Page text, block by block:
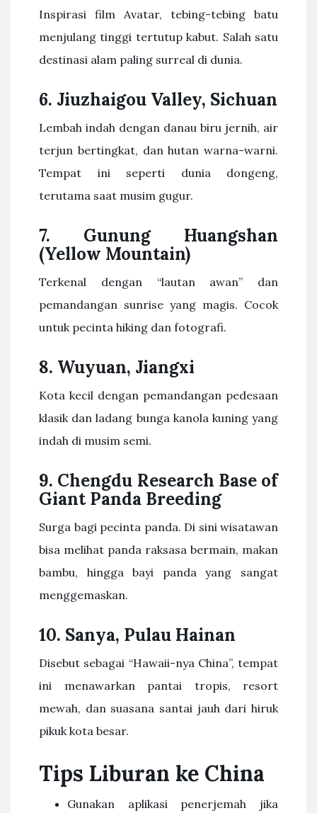
Inspirasi film Avatar, tebing-tebing batu
menjulang tinggi tertutup kabut. Salah satu
destinasi alam paling surreal di dunia.
6. Jiuzhaigou Valley, Sichuan
Lembah indah dengan danau biru jernih, air
terjun bertingkat, dan hutan warna-warni.
Tempat ini seperti dunia dongeng,
terutama saat musim gugur.
7. Gunung Huangshan
(Yellow Mountain)
Terkenal dengan “lautan awan” dan
pemandangan sunrise yang magis. Cocok
untuk pecinta hiking dan fotografi.
8. Wuyuan, Jiangxi
Kota kecil dengan pemandangan pedesaan
klasik dan ladang bunga kanola kuning yang
indah di musim semi.
9. Chengdu Research Base of
Giant Panda Breeding
Surga bagi pecinta panda. Di sini wisatawan
bisa melihat panda raksasa bermain, makan
bambu, hingga bayi panda yang sangat
menggemaskan.
10. Sanya, Pulau Hainan
Disebut sebagai “Hawaii-nya China”, tempat
ini menawarkan pantai tropis, resort
mewah, dan suasana santai jauh dari hiruk
pikuk kota besar.
Tips Liburan ke China
Gunakan aplikasi penerjemah jika